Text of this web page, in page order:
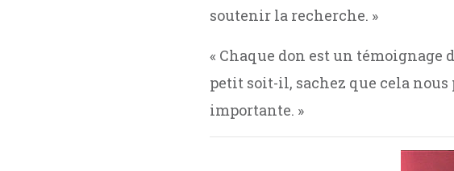
soutenir la recherche. »
« Chaque don est un témoignage
petit soit-il, sachez que cela
importante. »